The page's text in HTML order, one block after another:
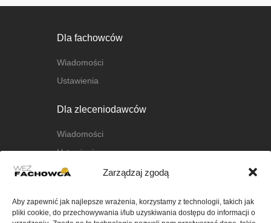
Zarządzaj zgodą
Aby zapewnić jak najlepsze wrażenia, korzystamy z technologii, takich jak
pliki cookie, do przechowywania i/lub uzyskiwania dostępu do informacji o
Dla fachowców
Wiadomości
Ustawienia
Dla zleceniodawców
Wiadomości
Ustawienia
O platformie